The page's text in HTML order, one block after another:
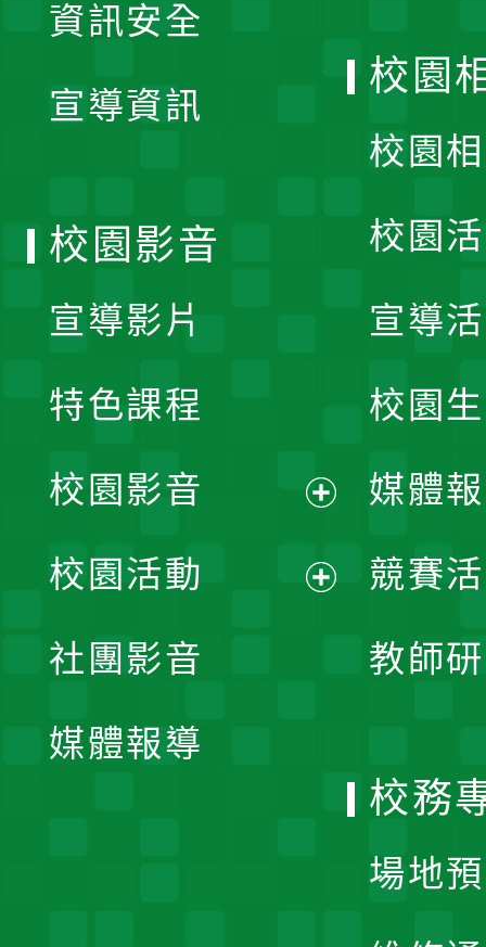
資訊安全
宣導資訊
校園
校園
校園
宣導
校園
媒體
競賽
教師
校園影音
宣導影片
特色課程
校園影音
開
校園活動
社團影音
媒體報導
校務
場地